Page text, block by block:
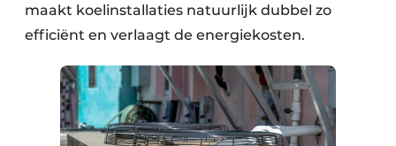
maakt koelinstallaties natuurlijk dubbel zo
efficiënt en verlaagt de energiekosten.